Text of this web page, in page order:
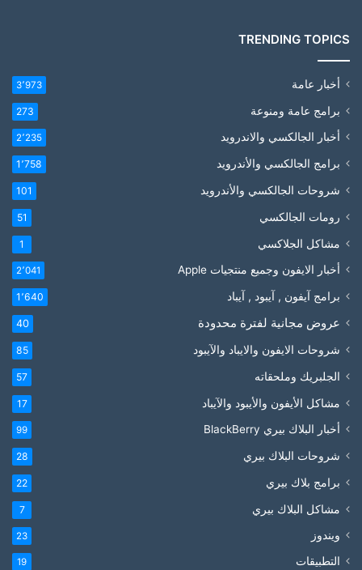
TRENDING TOPICS
أخبار عامة 3٬973
برامج عامة ومنوعة 273
أخبار الجالكسي والاندرويد 2٬235
برامج الجالكسي والأندرويد 1٬758
شروحات الجالكسي والأندرويد 101
رومات الجالكسي 51
مشاكل الجلاكسي 1
أخبار الايفون وجميع منتجيات Apple 2٬041
برامج آيفون , آيبود , آيباد 1٬640
عروض مجانية لفترة محدودة 40
شروحات الايفون والايباد والآيبود 85
الجلبريك وملحقاته 57
مشاكل الأيفون والأيبود والآيباد 17
أخبار البلاك بيري BlackBerry 99
شروحات البلاك بيري 28
برامج بلاك بيري 22
مشاكل البلاك بيري 7
ويندوز 23
التطبيقات 19